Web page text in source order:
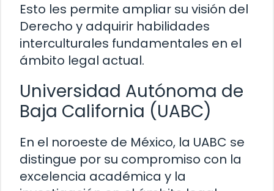
Esto les permite ampliar su visión del
Derecho y adquirir habilidades
interculturales fundamentales en el
ámbito legal actual.
Universidad Autónoma de
Baja California (UABC)
En el noroeste de México, la UABC se
distingue por su compromiso con la
excelencia académica y la